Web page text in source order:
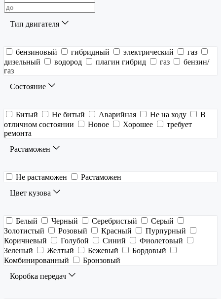
Тип двигателя
бензиновый гибридный электрический
газ
дизельный
водород плагин гибрид газ
бензин/
газ
Состояние
Битый Не битый Аварийная Не на ходу
В
отличном состоянии
Новое Хорошее
требует
ремонта
Растаможен
Не растаможен
Растаможен
Цвет кузова
Белый Черный Серебристый
Серый
Золотистый
Розовый Красный
Пурпурный
Коричневый
Голубой Синий
Фиолетовый
Зеленый
Желтый Бежевый
Бордовый
Комбинированный
Бронзовый
Коробка передач